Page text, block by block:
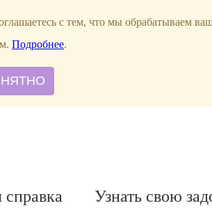
Узнать свою
с тем, что мы обрабатываем
Подробнее.